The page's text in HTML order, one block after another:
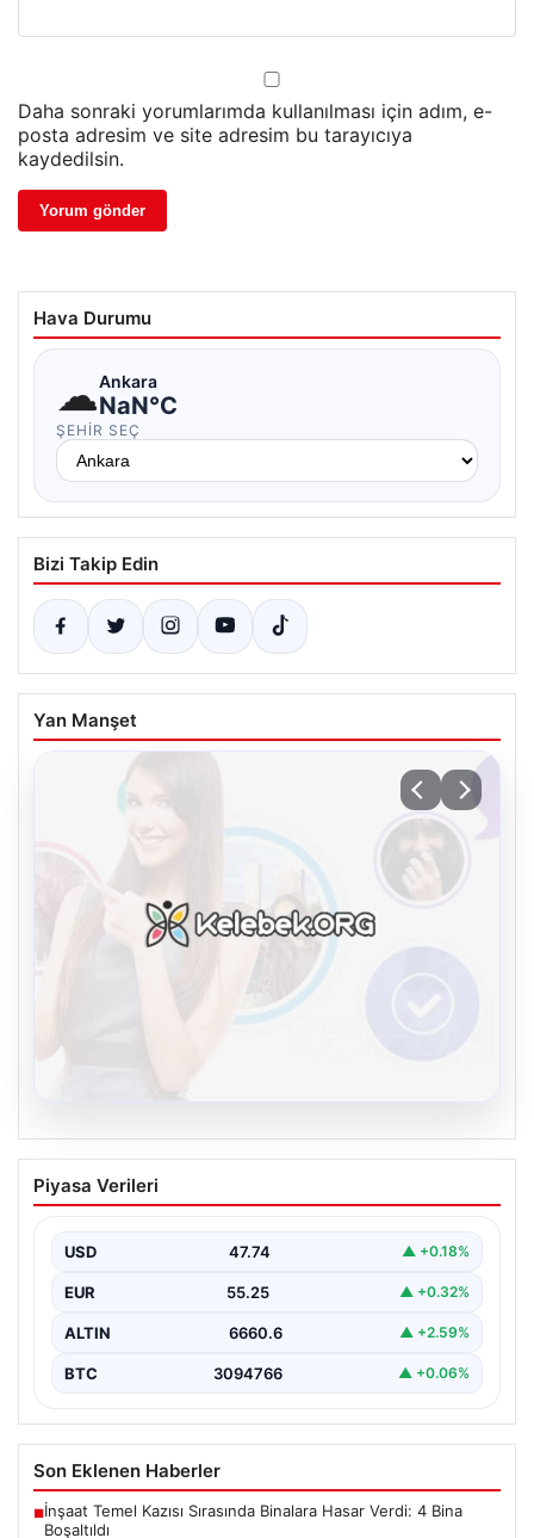
Daha sonraki yorumlarımda kullanılması için adım, e-
posta adresim ve site adresim bu tarayıcıya
kaydedilsin.
Hava Durumu
☁Ankara
NaN°C
ŞEHIR SEÇ
Bizi Takip Edin
Yan Manşet
Kelebek sohbet platformu İle Dijital
İletişimin Seviyeli Adresi Ve Chat
İnternet çağında insanların güvenli bir biçimde iletişim
pek…
Piyasa Verileri
USD 47.74 ▲ +0.18%
EUR 55.25 ▲ +0.32%
ALTIN 6660.6 ▲ +2.59%
BTC 3094766 ▲ +0.06%
Son Eklenen Haberler
■İnşaat Temel Kazısı Sırasında Binalara Hasar Verdi: 4 Bina
Boşaltıldı